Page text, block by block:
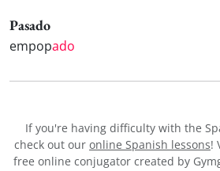
Pasado
empopado
If you're having difficulty with the
check out our online Spanish lessons!
free online conjugator created by